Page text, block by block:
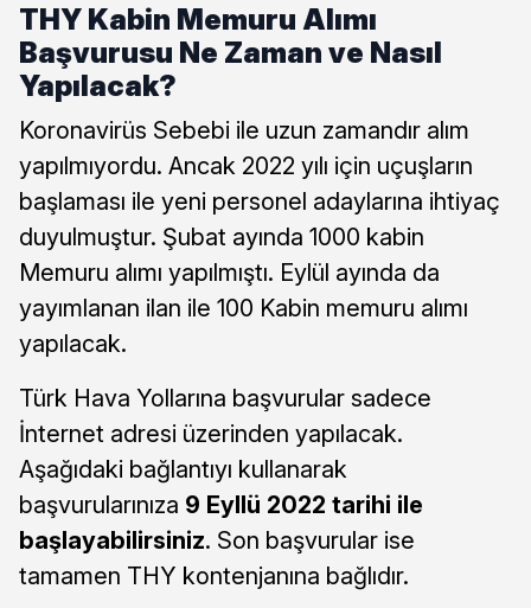
THY Kabin Memuru Alımı
Başvurusu Ne Zaman ve Nasıl
Yapılacak?
Koronavirüs Sebebi ile uzun zamandır alım
yapılmıyordu. Ancak 2022 yılı için uçuşların
başlaması ile yeni personel adaylarına ihtiyaç
duyulmuştur. Şubat ayında 1000 kabin
Memuru alımı yapılmıştı. Eylül ayında da
yayımlanan ilan ile 100 Kabin memuru alımı
yapılacak.
Türk Hava Yollarına başvurular sadece
İnternet adresi üzerinden yapılacak.
Aşağıdaki bağlantıyı kullanarak
başvurularınıza 9 Eyllü 2022 tarihi ile
başlayabilirsiniz. Son başvurular ise
tamamen THY kontenjanına bağlıdır.